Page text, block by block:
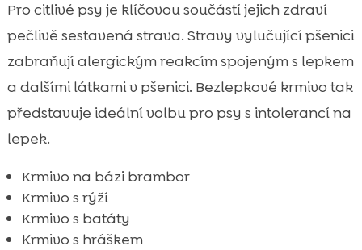
Pro citlivé psy je klíčovou součástí jejich zdraví
pečlivě sestavená strava. Stravy vylučující pšenici
zabraňují alergickým reakcím spojeným s lepkem
a dalšími látkami v pšenici. Bezlepkové krmivo tak
představuje ideální volbu pro psy s intolerancí na
lepek.
Krmivo na bázi brambor
Krmivo s rýží
Krmivo s batáty
Krmivo s hráškem